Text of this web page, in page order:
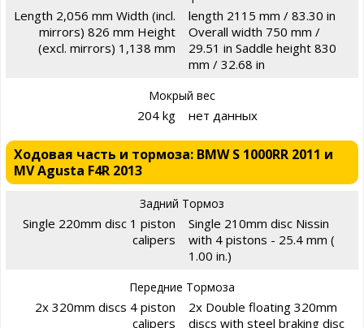
Length 2,056 mm Width (incl.
mirrors) 826 mm Height
(excl. mirrors) 1,138 mm
length 2115 mm / 83.30 in
Overall width 750 mm /
29.51 in Saddle height 830
mm / 32.68 in
Мокрый вес
204 kg нет данных
Ходовая часть и тормоза: BMW S 1000RR 2011 и
MV Agusta F4R 2013
Задний Тормоз
Single 220mm disc 1 piston
calipers
Single 210mm disc Nissin
with 4 pistons - 25.4 mm (
1.00 in.)
Передние Тормоза
2x 320mm discs 4 piston
calipers
2x Double floating 320mm
discs with steel braking disc